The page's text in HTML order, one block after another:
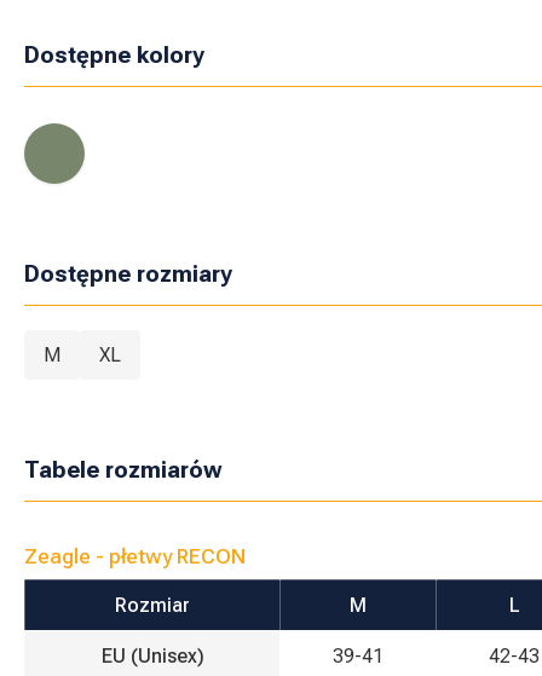
Dostępne kolory
Dostępne rozmiary
M XL
Tabele rozmiarów
Zeagle - płetwy RECON
Rozmiar M L
EU (Unisex) 39-41 42-43